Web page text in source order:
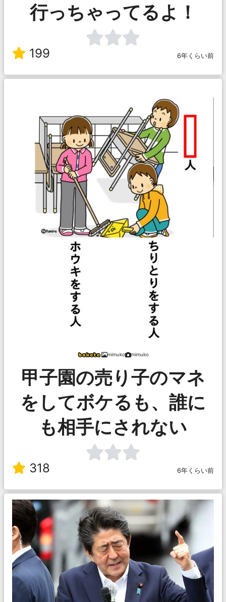
行っちゃってるよ！
199 6年くらい前
mimuko mimuko
甲子園の売り子のマネ
をしてボケるも、誰に
も相手にされない
318 6年くらい前